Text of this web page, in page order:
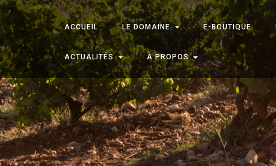
ACCUEIL LE DOMAINE E-BOUTIQUE
ACTUALITÉS À PROPOS